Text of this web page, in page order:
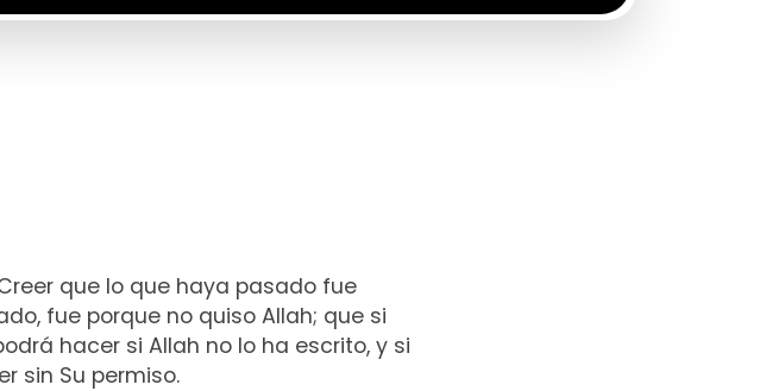
que lo que haya pasado fue
fue porque no quiso Allah; que si
hacer si Allah no lo ha escrito, y si
sin Su permiso.